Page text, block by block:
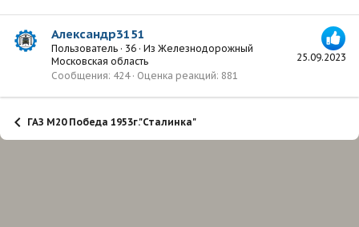
25.09.2023
Александр3151
Пользователь · 36 · Из Железнодорожный
Московская область
Сообщения 424 Оценка реакций 881
ГАЗ М20 Победа 1953г."Сталинка"